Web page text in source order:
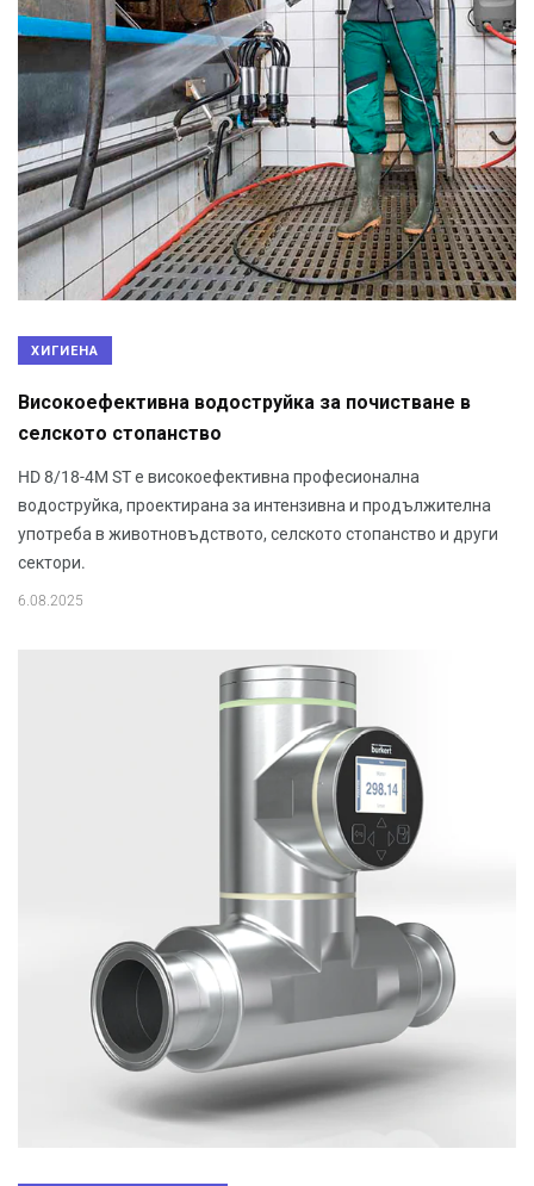
ХИГИЕНА
Високоефективна водоструйка за почистване в
селското стопанство
HD 8/18-4M ST е високоефективна професионална
водоструйка, проектирана за интензивна и продължителна
употреба в животновъдството, селското стопанство и други
сектори.
6.08.2025